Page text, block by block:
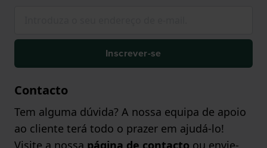
Inscrever-se
Contacto
Tem alguma dúvida? A nossa equipa de apoio
ao cliente terá todo o prazer em ajudá-lo!
Visite a nossa página de contacto ou envie-